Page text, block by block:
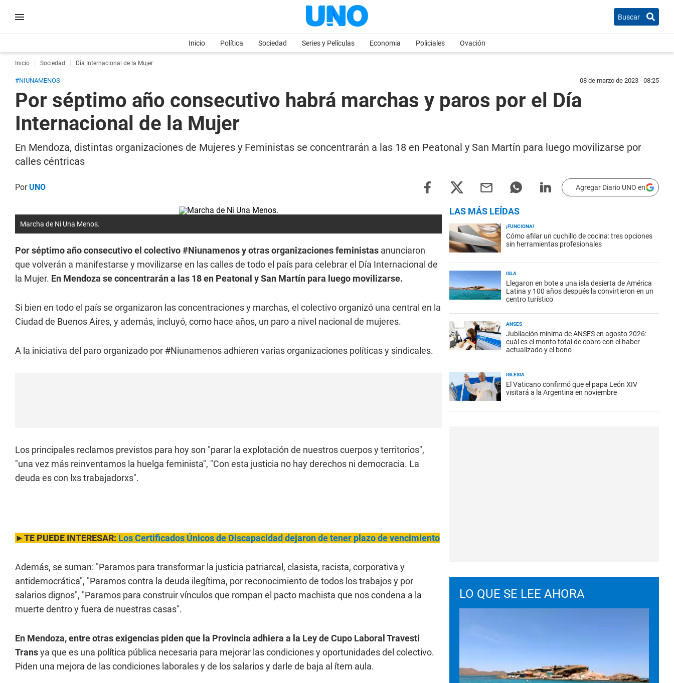
Buscar
Inicio Política Sociedad Series y Películas Economia Policiales Ovación
Inicio Sociedad Día Internacional de la Mujer
#NIUNAMENOS 08 de marzo de 2023 - 08:25
Por séptimo año consecutivo habrá marchas y paros por el Día
Internacional de la Mujer
En Mendoza, distintas organizaciones de Mujeres y Feministas se concentrarán a las 18 en Peatonal y San Martín para luego movilizarse por
calles céntricas
PorUNO Agregar Diario UNO en
Marcha de Ni Una Menos.
Por séptimo año consecutivo el colectivo #Niunamenos y otras organizaciones feministas anunciaron
que volverán a manifestarse y movilizarse en las calles de todo el país para celebrar el Día Internacional de
la Mujer. En Mendoza se concentrarán a las 18 en Peatonal y San Martín para luego movilizarse.
Si bien en todo el país se organizaron las concentraciones y marchas, el colectivo organizó una central en la
Ciudad de Buenos Aires, y además, incluyó, como hace años, un paro a nivel nacional de mujeres.
A la iniciativa del paro organizado por #Niunamenos adhieren varias organizaciones políticas y sindicales.
Los principales reclamos previstos para hoy son "parar la explotación de nuestros cuerpos y territorios",
"una vez más reinventamos la huelga feminista", "Con esta justicia no hay derechos ni democracia. La
deuda es con lxs trabajadorxs".
►TE PUEDE INTERESAR: Los Certificados Únicos de Discapacidad dejaron de tener plazo de vencimiento
Además, se suman: "Paramos para transformar la justicia patriarcal, clasista, racista, corporativa y
antidemocrática", "Paramos contra la deuda ilegítima, por reconocimiento de todos los trabajos y por
salarios dignos", "Paramos para construir vínculos que rompan el pacto machista que nos condena a la
muerte dentro y fuera de nuestras casas".
En Mendoza, entre otras exigencias piden que la Provincia adhiera a la Ley de Cupo Laboral Travesti
Transya que es una política pública necesaria para mejorar las condiciones y oportunidades del colectivo.
Piden una mejora de las condiciones laborales y de los salarios y darle de baja al ítem aula.
LAS MÁS LEÍDAS
¡FUNCIONA!
Cómo afilar un cuchillo de cocina: tres opciones
sin herramientas profesionales
ISLA
Llegaron en bote a una isla desierta de América
Latina y 100 años después la convirtieron en un
centro turístico
ANSES
Jubilación mínima de ANSES en agosto 2026:
cuál es el monto total de cobro con el haber
actualizado y el bono
IGLESIA
El Vaticano confirmó que el papa León XIV
visitará a la Argentina en noviembre
LO QUE SE LEE AHORA